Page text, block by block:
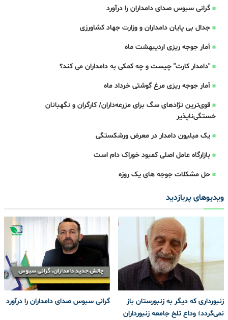
گرانی سبوس صدای دامداران را درآورد
جدال بی پایان دامداران و وزارت جهاد کشاورزی
آمار جوجه ریزی اردیبهشت ماه
"دامدار کارت" چیست و چه کمکی به دامداران می کند؟
آمار جوجه ریزی مرغ گوشتی خرداد ماه
قوی‌ترین نژادهای سگ برای مزرعه‌داران/ کارگران و نگهبانان
خستگی‌ناپذیر
یک میلیون دامدار در معرض ورشکستگی
بازارگاه عامل اصلی کمبود خوراک دام است
حل مشکلات جوجه های یک روزه
ویدیوهای پربازدید
زنبورداری که دیگر به زنبورستان باز
نمی‌گردد؛ وداع تلخ جامعه زنبورداران
گرانی سبوس صدای دامداران را درآورد